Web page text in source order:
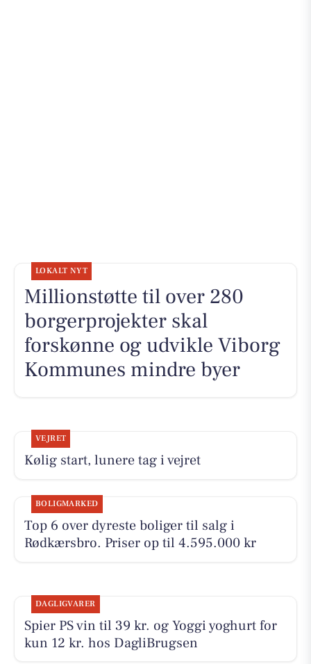
LOKALT NYT
Millionstøtte til over 280
borgerprojekter skal
forskønne og udvikle Viborg
Kommunes mindre byer
VEJRET
Kølig start, lunere tag i vejret
BOLIGMARKED
Top 6 over dyreste boliger til salg i
Rødkærsbro. Priser op til 4.595.000 kr
DAGLIGVARER
Spier PS vin til 39 kr. og Yoggi yoghurt for
kun 12 kr. hos DagliBrugsen